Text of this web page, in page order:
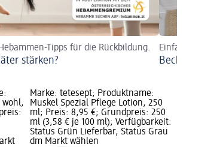
Tipps für die Rückbildung.
stärken?
Einfache
wohl,
Marke: tetesept; Produktname:
Muskel Spezial Pflege Lotion, 250
ml; Preis: 8,95 €; Grundpreis: 250
ml (3,58 € je 100 ml); Verfügbarkeit:
Status Grün Lieferbar, Status Grau
dm Markt wählen